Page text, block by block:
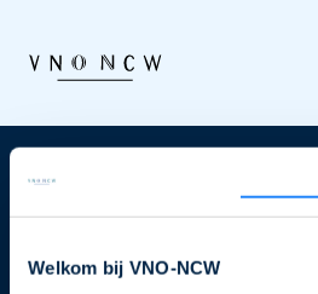
Welkom bij VNO-NCW
Nieuwsbrief
je nu in voor de VNO-NCW